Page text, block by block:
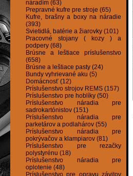
náradím (63)
Prepravné kufre pre stroje (65)
Kufre, brašny a boxy na náradie
(393)
Svietidlá, batérie a žiarovky (101)
Pracovné stojany ( kozy ) a
podpery (68)
Brúsne a leštiace príslušenstvo
(658)
Brúsne a leštiace pasty (24)
Bundy vyhrievané aku (5)
Domácnosť (12)
Príslušenstvo strojov REMS (157)
Príslušenstvo pre hoblíky (50)
Príslušenstvo náradia pre
sadrokartónistov (151)
Príslušenstvo náradia pre
parketárov a podlahárov (55)
Príslušenstvo náradia pre
pokrývačov a klampiarov (81)
Príslušenstvo pre rezačky
polystyrénu (18)
Príslušenstvo náradia pre
oplotenie (48)